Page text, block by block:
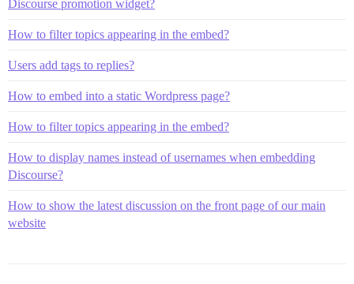
Discourse promotion widget?
How to filter topics appearing in the embed?
Users add tags to replies?
How to embed into a static Wordpress page?
How to filter topics appearing in the embed?
How to display names instead of usernames when embedding
Discourse?
How to show the latest discussion on the front page of our main
website